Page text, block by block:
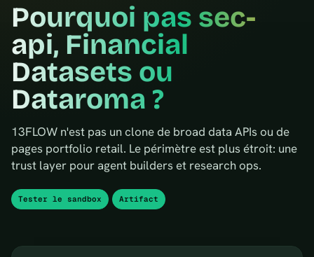
Pourquoi pas sec-
api, Financial
Datasets ou
Dataroma ?
13FLOW n'est pas un clone de broad data APIs ou de
pages portfolio retail. Le périmètre est plus étroit: une
trust layer pour agent builders et research ops.
Tester le sandbox Artifact